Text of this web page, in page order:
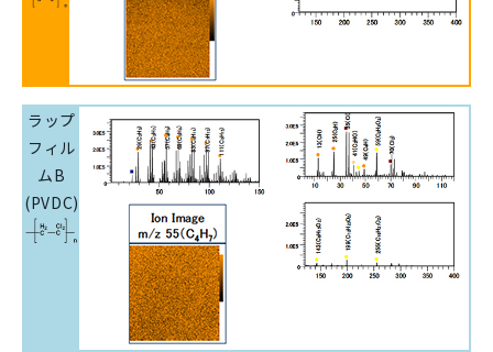
ラップ
フィル
ムB
(PVDC)